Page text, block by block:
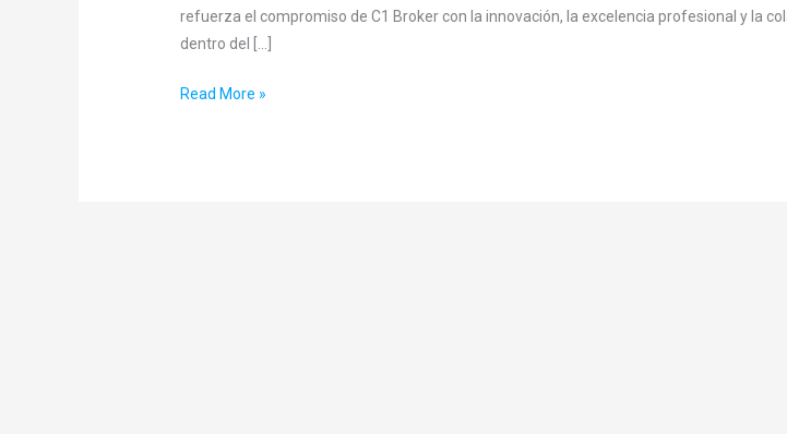
refuerza el compromiso de C1 Broker con la innovación, la excelencia profesional y la
dentro del […]
Read More »